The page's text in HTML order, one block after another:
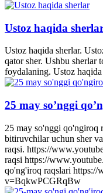
Ustoz haqida
Ustoz haqida sherlar.
qator sher. Ushbu sherlar
foydalaning. Ustoz
25 may so’nggi
25 may so'nggi qo'ngiroq
bitiruvchilar uchun sher
raqsi. https://
raqsi https://
qo'ng'iroq raqslari https://
v=BqkwPCGRqBw